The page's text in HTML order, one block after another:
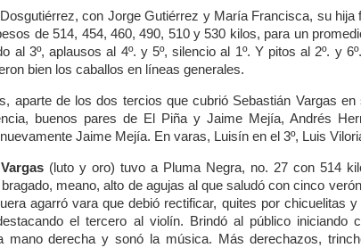
con Jorge Gutiérrez y María Francisca, su hija
de 514, 454, 460, 490, 510 y 530 kilos, para un
al 3º, aplausos al 4º. y 5º, silencio al 1º. Y pitos al 2º. y
bien los caballos en líneas generales.
aparte de los dos tercios que cubrió Sebastián Vargas
buenos pares de El Piña y Jaime Mejía, Andrés
Jaime Mejía. En varas, Luisín en el 3º, Luis
(luto y oro) tuvo a Pluma Negra, no. 27 con 514
meano, alto de agujas al que saludó con cinco
agarró vara que debió rectificar, quites por chicuelitas
el tercero al violín. Brindó al público iniciando
mano derecha y sonó la música. Más derechazos,